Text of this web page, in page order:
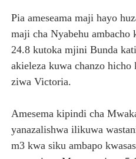
Pia ameseama maji hayo
maji cha Nyabehu
24.8 kutoka mjini Bunda
akieleza kuwa chanzo
ziwa Victoria.
Amesema kipindi cha
yanazalishwa ilikuwa
m3 kwa siku ambapo